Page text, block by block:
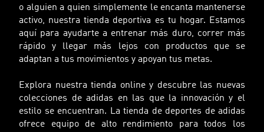
o alguien a quien simplemente le encanta mantenerse
activo, nuestra tienda deportiva es tu hogar. Estamos
aquí para ayudarte a entrenar más duro, correr más
rápido y llegar más lejos con productos que se
adaptan a tus movimientos y apoyan tus metas.
Explora nuestra tienda online y descubre las nuevas
colecciones de adidas en las que la innovación y el
estilo se encuentran. La tienda de deportes de adidas
ofrece equipo de alto rendimiento para todos los